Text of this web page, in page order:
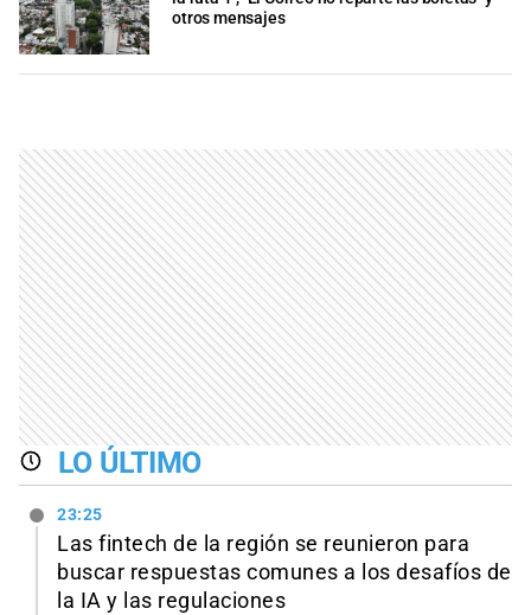
otros mensajes
LO ÚLTIMO
23:25
Las fintech de la región se reunieron para
buscar respuestas comunes a los desafíos de
la IA y las regulaciones